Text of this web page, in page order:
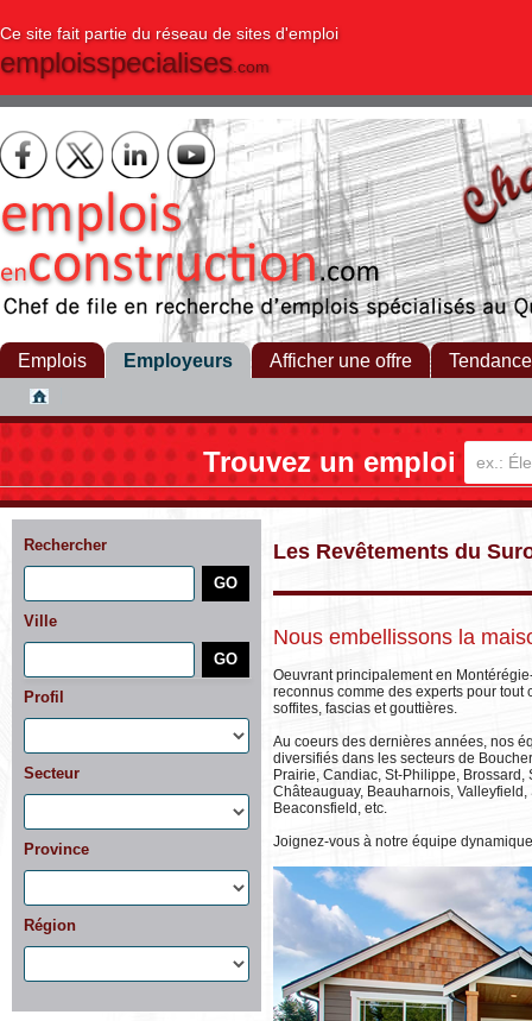
Ce site fait partie du réseau de sites d'emploi
emploisspecialises.com
Emplois Employeurs Afficher une offre
Trouvez un emploi
Rechercher
Ville
Profil
Secteur
Province
Région
Les Revêtements du
Nous embellissons la
Oeuvrant principalement en
reconnus comme des experts pour
soffites, fascias et gouttières.
Au coeurs des dernières années, nos
diversifiés dans les secteurs de
Prairie, Candiac, St-Philippe,
Châteauguay, Beauharnois,
Beaconsfield, etc.
Joignez-vous à notre équipe